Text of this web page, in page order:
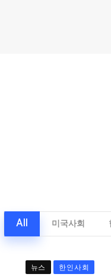
All 미국사회
뉴스 한인사회